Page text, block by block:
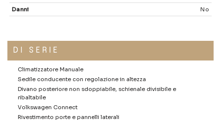
Danni
No
DI SERIE
Climatizzatore Manuale
Sedile conducente con regolazione in altezza
Divano posteriore non sdoppiabile, schienale divisibile e
ribaltabile
Volkswagen Connect
Rivestimento porte e pannelli laterali